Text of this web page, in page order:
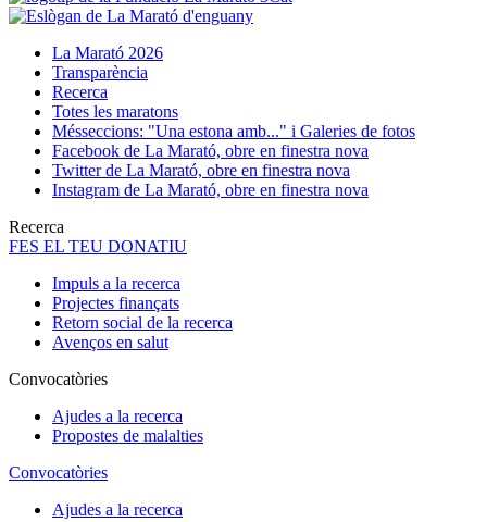
La Marató 2026
Transparència
Recerca
Totes les maratons
Mésseccions: "Una estona amb..." i Galeries de fotos
Facebook de La Marató, obre en finestra nova
Twitter de La Marató, obre en finestra nova
Instagram de La Marató, obre en finestra nova
Recerca
FES EL TEU DONATIU
Impuls a la recerca
Projectes finançats
Retorn social de la recerca
Avenços en salut
Convocatòries
Ajudes a la recerca
Propostes de malalties
Convocatòries
Ajudes a la recerca